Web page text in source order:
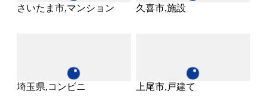
さいたま市,マンション 久喜市,施設
埼玉県,コンビニ 上尾市,戸建て